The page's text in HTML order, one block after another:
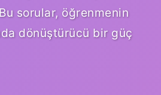
sorular, öğrenmenin
dönüştürücü bir güç